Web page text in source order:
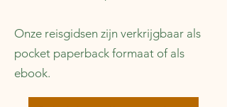
Onze reisgidsen zijn verkrijgbaar als
pocket paperback formaat of als
ebook.